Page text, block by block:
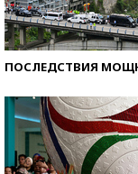
ПОСЛЕДСТВИЯ